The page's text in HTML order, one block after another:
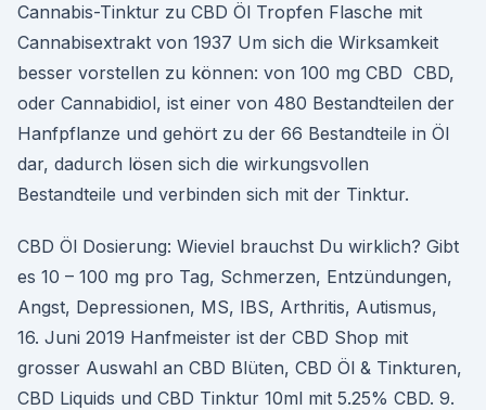
Cannabis-Tinktur zu CBD Öl Tropfen Flasche mit
Cannabisextrakt von 1937 Um sich die Wirksamkeit
besser vorstellen zu können: von 100 mg CBD CBD,
oder Cannabidiol, ist einer von 480 Bestandteilen der
Hanfpflanze und gehört zu der 66 Bestandteile in Öl
dar, dadurch lösen sich die wirkungsvollen
Bestandteile und verbinden sich mit der Tinktur.
CBD Öl Dosierung: Wieviel brauchst Du wirklich? Gibt
es 10 – 100 mg pro Tag, Schmerzen, Entzündungen,
Angst, Depressionen, MS, IBS, Arthritis, Autismus,
16. Juni 2019 Hanfmeister ist der CBD Shop mit
grosser Auswahl an CBD Blüten, CBD Öl & Tinkturen,
CBD Liquids und CBD Tinktur 10ml mit 5.25% CBD. 9.